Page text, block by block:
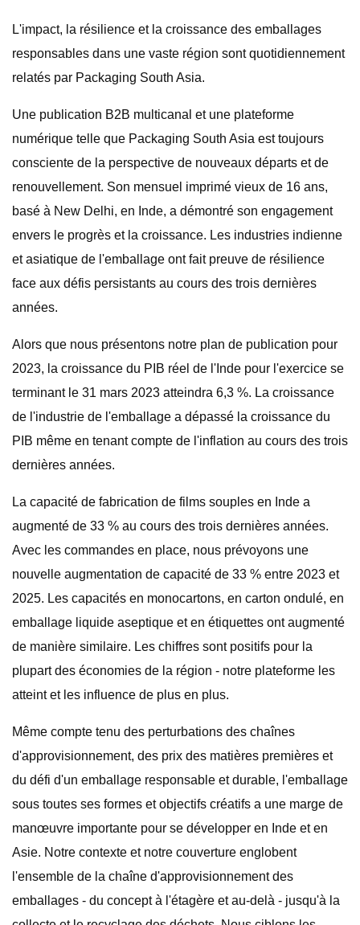
L'impact, la résilience et la croissance des emballages
responsables dans une vaste région sont quotidiennement
relatés par Packaging South Asia.
Une publication B2B multicanal et une plateforme
numérique telle que Packaging South Asia est toujours
consciente de la perspective de nouveaux départs et de
renouvellement. Son mensuel imprimé vieux de 16 ans,
basé à New Delhi, en Inde, a démontré son engagement
envers le progrès et la croissance. Les industries indienne
et asiatique de l'emballage ont fait preuve de résilience
face aux défis persistants au cours des trois dernières
années.
Alors que nous présentons notre plan de publication pour
2023, la croissance du PIB réel de l'Inde pour l'exercice se
terminant le 31 mars 2023 atteindra 6,3 %. La croissance
de l'industrie de l'emballage a dépassé la croissance du
PIB même en tenant compte de l'inflation au cours des trois
dernières années.
La capacité de fabrication de films souples en Inde a
augmenté de 33 % au cours des trois dernières années.
Avec les commandes en place, nous prévoyons une
nouvelle augmentation de capacité de 33 % entre 2023 et
2025. Les capacités en monocartons, en carton ondulé, en
emballage liquide aseptique et en étiquettes ont augmenté
de manière similaire. Les chiffres sont positifs pour la
plupart des économies de la région - notre plateforme les
atteint et les influence de plus en plus.
Même compte tenu des perturbations des chaînes
d'approvisionnement, des prix des matières premières et
du défi d'un emballage responsable et durable, l'emballage
sous toutes ses formes et objectifs créatifs a une marge de
manœuvre importante pour se développer en Inde et en
Asie. Notre contexte et notre couverture englobent
l'ensemble de la chaîne d'approvisionnement des
emballages - du concept à l'étagère et au-delà - jusqu'à la